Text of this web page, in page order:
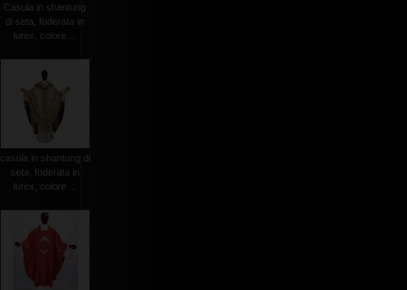
Casula in shantung
di seta, foderata in
lurex, colore ...
casula in shantung di
seta, foderata in
lurex, colore ...